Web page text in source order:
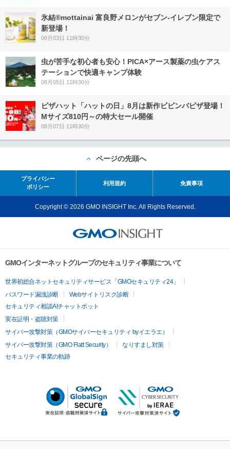
氷結®mottainai 富良野メロンがセブン‐イレブン限定で
新登場！
08月03日 11時30分
虫が苦手な初心者も安心！PICA×アース製薬の虫ケアス
テーションで快適キャンプ体験
08月05日 11時30分
ピザハット「ハットの日」8月は新作ビビンバピザ登場！
Mサイズ810円～の特大セール開催
08月07日 11時30分
ページの先頭へ
プライバシー
ポリシー
利用規約 免責事項
Copyright © 2026 GMO INSIGHT Inc. All Rights Reserved.
GMOインターネットグループのセキュリティ事業について
世界初総合ネットセキュリティサービス「GMOセキュリティ24」
パスワード漏洩診断
Webサイトリスク診断
セキュリティ相談AIチャットボット
実在証明・盗聴対策
サイバー攻撃対策（GMOサイバーセキュリティ byイエラエ）
サイバー攻撃対策（GMO Flatt Security）
なりすまし対策
セキュリティ事業の軌跡